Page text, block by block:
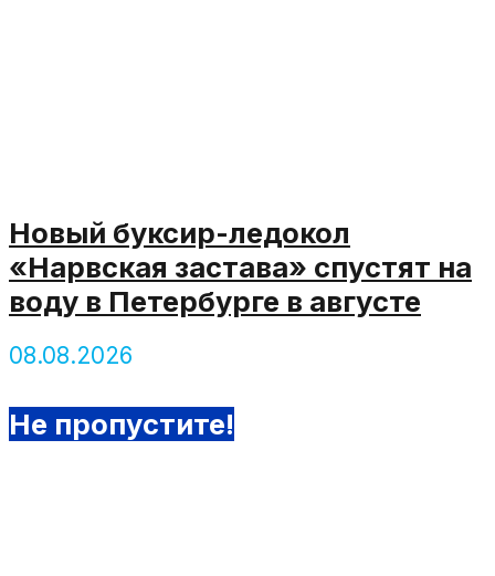
Новый буксир-ледокол
«Нарвская застава» спустят на
воду в Петербурге в августе
08.08.2026
Не пропустите!